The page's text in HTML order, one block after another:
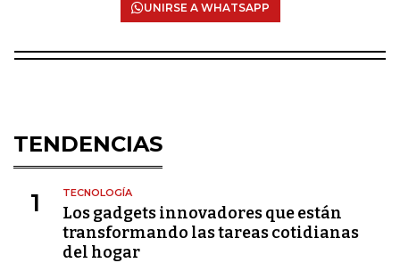
UNIRSE A WHATSAPP
TENDENCIAS
1 TECNOLOGÍA
Los gadgets innovadores que están
transformando las tareas cotidianas
del hogar